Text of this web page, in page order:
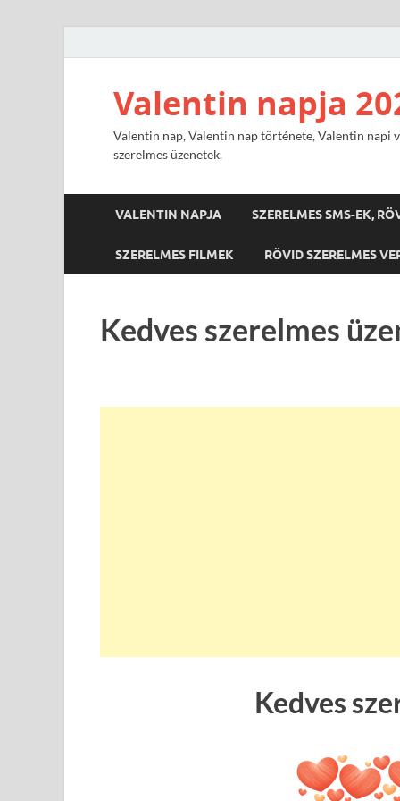
Valentin napja
Valentin nap, Valentin nap története, Valentin napi
szerelmes üzenetek.
VALENTIN NAPJA SZERELMES SMS-EK,
SZERELMES FILMEK RÖVID SZERELMES
Kedves szerelmes
Kedves